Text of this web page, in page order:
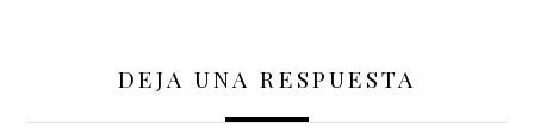
DEJA UNA RESPUESTA